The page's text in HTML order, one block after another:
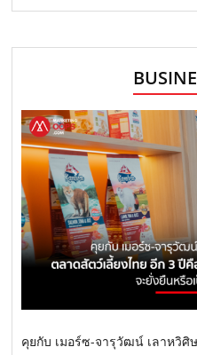
คุยกับ เมอร์ซ-จารุวัฒน์ เลาหวิศิ